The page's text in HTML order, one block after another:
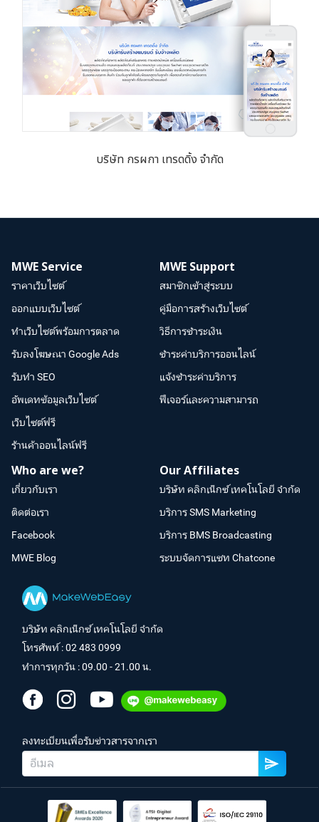
บริษัท กรผกา เทรดดิ้ง จำกัด
MWE Service
ราคาเว็บไซต์
ออกแบบเว็บไซต์
ทำเว็บไซต์พร้อมการตลาด
รับลงโฆษณา Google Ads
รับทำ SEO
อัพเดทข้อมูลเว็บไซต์
เว็บไซต์ฟรี
ร้านค้าออนไลน์ฟรี
MWE Support
สมาชิกเข้าสู่ระบบ
คู่มือการสร้างเว็บไซต์
วิธีการชำระเงิน
ชำระค่าบริการออนไลน์
แจ้งชำระค่าบริการ
ฟีเจอร์และความสามารถ
Who are we?
เกี่ยวกับเรา
ติดต่อเรา
Facebook
MWE Blog
Our Affiliates
บริษัท คลิกเน็กซ์ เทคโนโลยี จำกัด
บริการ SMS Marketing
บริการ BMS Broadcasting
ระบบจัดการแชท Chatcone
บริษัท คลิกเน็กซ์ เทคโนโลยี จำกัด
โทรศัพท์ :02 483 0999
ทำการทุกวัน : 09.00 - 21.00 น.
ลงทะเบียนเพื่อรับข่าวสารจากเรา